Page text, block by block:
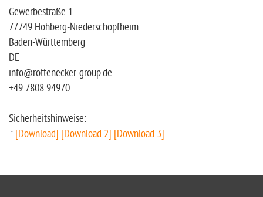
Gewerbestraße 1
77749 Hohberg-Niederschopfheim
Baden-Württemberg
DE
info@rottenecker-group.de
+49 7808 94970
Sicherheitshinweise:
.: [Download] [Download 2] [Download 3]